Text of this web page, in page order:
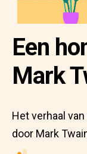
Een
Mark
Het verhaal
door Mark